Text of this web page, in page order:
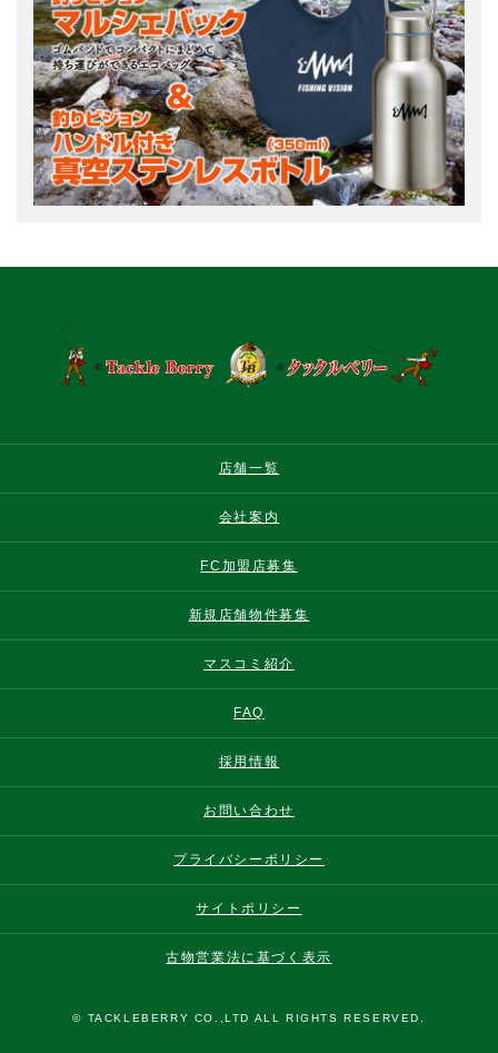
店舗一覧
会社案内
FC加盟店募集
新規店舗物件募集
マスコミ紹介
FAQ
採用情報
お問い合わせ
プライバシーポリシー
サイトポリシー
古物営業法に基づく表示
© TACKLEBERRY CO.,LTD ALL RIGHTS RESERVED.